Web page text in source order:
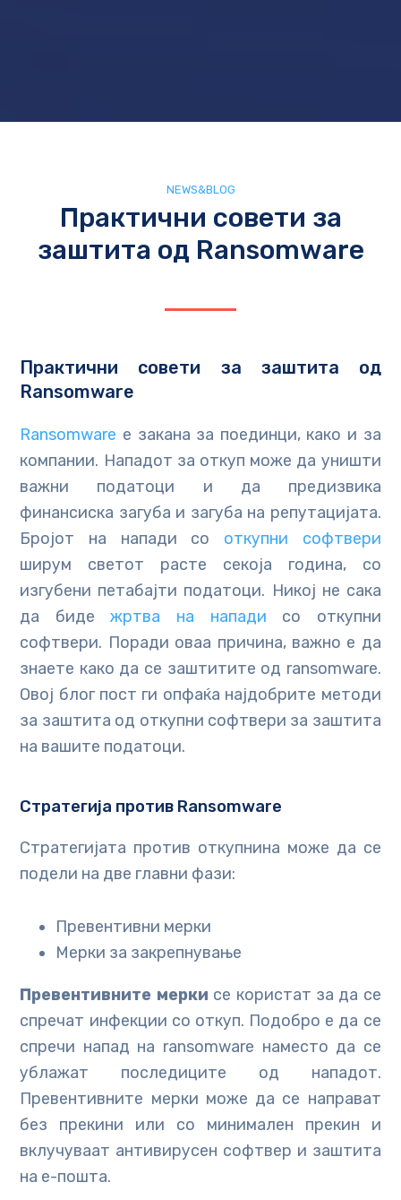
NEWS&BLOG
Практични совети за
заштита од Ransomware
Практични совети за заштита од
Ransomware
Ransomware е закана за поединци, како и за
компании. Нападот за откуп може да уништи
важни податоци и да предизвика
финансиска загуба и загуба на репутацијата.
Бројот на напади со откупни софтвери
ширум светот расте секоја година, со
изгубени петабајти податоци. Никој не сака
да бидежртва на напади со откупни
софтвери. Поради оваа причина, важно е да
знаете како да се заштитите од ransomware.
Овој блог пост ги опфаќа најдобрите методи
за заштита од откупни софтвери за заштита
на вашите податоци.
Стратегија против Ransomware
Стратегијата против откупнина може да се
подели на две главни фази:
Превентивни мерки
Мерки за закрепнување
Превентивните мерки се користат за да се
спречат инфекции со откуп. Подобро е да се
спречи напад на ransomware наместо да се
ублажат последиците од нападот.
Превентивните мерки може да се направат
без прекини или со минимален прекин и
вклучуваат антивирусен софтвер и заштита
на е-пошта.